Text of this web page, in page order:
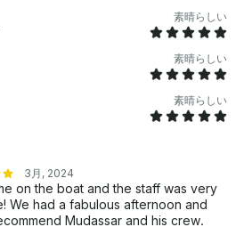
極のパーティー体験を実現するた
、サウンドシステム、ウェディン
合わせたセットアップをご用意し
旅程をご希望の場合は、お知らせ
対応させていただきます。
素晴らしい
素晴らしい
素晴らしい
3月, 2024
on the boat and the staff was very
We had a fabulous afternoon and
Mudassar and his crew.